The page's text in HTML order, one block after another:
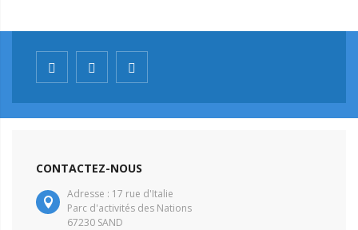
CONTACTEZ-NOUS
Adresse : 17 rue d'Italie
Parc d'activités des Nations
67230 SAND